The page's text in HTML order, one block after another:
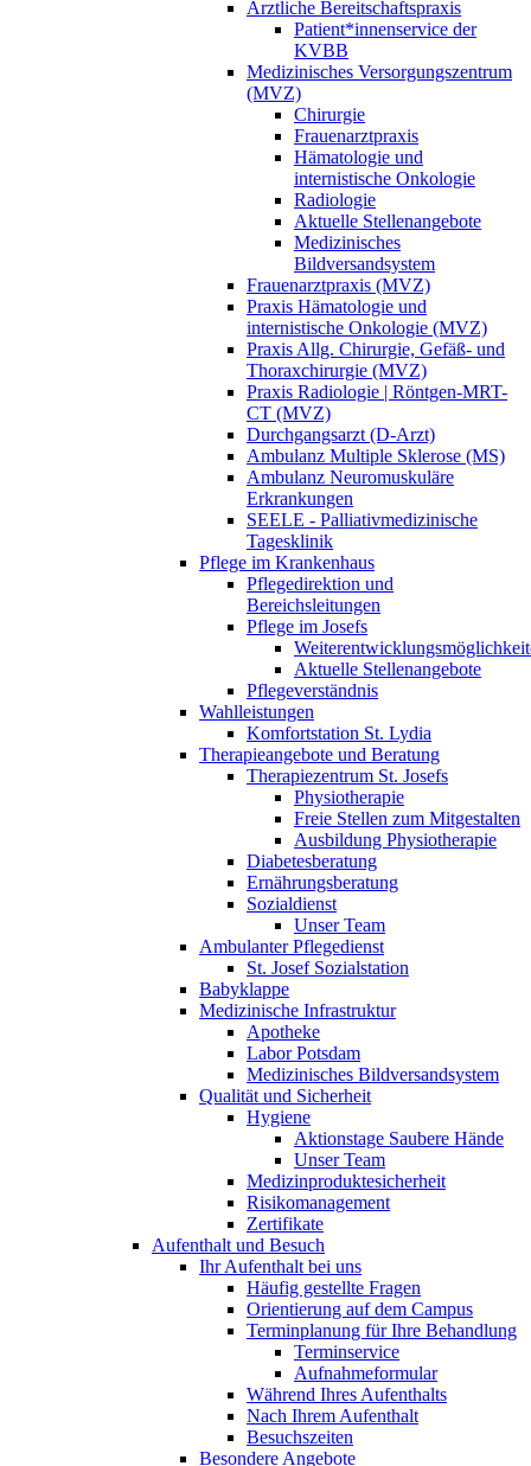
Ärztliche Bereitschaftspraxis
Patient*innenservice der
KVBB
Medizinisches Versorgungszentrum
(MVZ)
Chirurgie
Frauenarztpraxis
Hämatologie und
internistische Onkologie
Radiologie
Aktuelle Stellenangebote
Medizinisches
Bildversandsystem
Frauenarztpraxis (MVZ)
Praxis Hämatologie und
internistische Onkologie (MVZ)
Praxis Allg. Chirurgie, Gefäß-​ und
Thoraxchirurgie (MVZ)
Praxis Radiologie | Röntgen-MRT-
CT (MVZ)
Durchgangsarzt (D-Arzt)
Ambulanz Multiple Sklerose (MS)
Ambulanz Neuromuskuläre
Erkrankungen
SEELE - Palliativmedizinische
Tagesklinik
Pflege im Krankenhaus
Pflegedirektion und
Bereichsleitungen
Pflege im Josefs
Aktuelle Stellenangebote
Pflegeverständnis
Wahlleistungen
Komfortstation St. Lydia
Therapieangebote und Beratung
Therapiezentrum St. Josefs
Physiotherapie
Freie Stellen zum Mitgestalten
Ausbildung Physiotherapie
Diabetesberatung
Ernährungsberatung
Sozialdienst
Unser Team
Ambulanter Pflegedienst
St. Josef Sozialstation
Babyklappe
Medizinische Infrastruktur
Apotheke
Labor Potsdam
Medizinisches Bildversandsystem
Qualität und Sicherheit
Hygiene
Aktionstage Saubere Hände
Unser Team
Medizinproduktesicherheit
Risikomanagement
Zertifikate
Aufenthalt und Besuch
Ihr Aufenthalt bei uns
Häufig gestellte Fragen
Orientierung auf dem Campus
Terminplanung für Ihre Behandlung
Terminservice
Aufnahmeformular
Während Ihres Aufenthalts
Nach Ihrem Aufenthalt
Besuchszeiten
Besondere Angebote